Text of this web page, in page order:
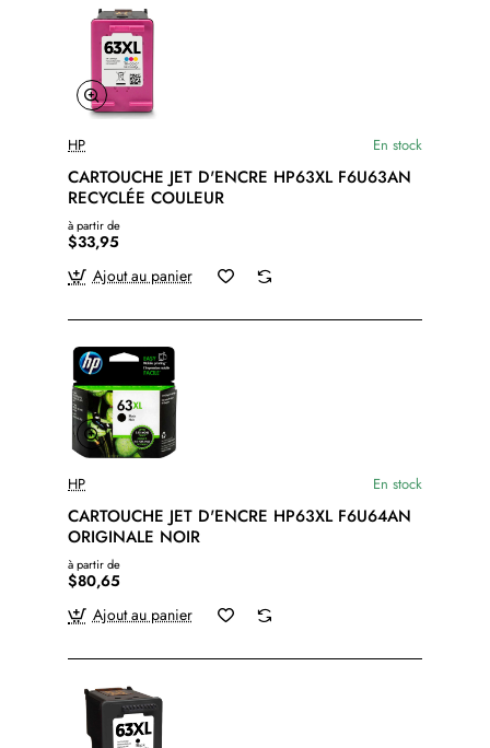
HP En stock
CARTOUCHE JET D'ENCRE HP63XL F6U63AN
RECYCLÉE COULEUR
à partir de
$33,95
Ajout au panier
HP En stock
CARTOUCHE JET D'ENCRE HP63XL F6U64AN
ORIGINALE NOIR
à partir de
$80,65
Ajout au panier